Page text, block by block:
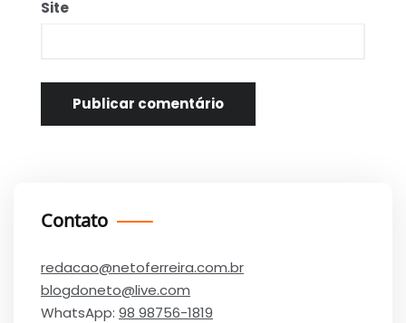
Site
Contato
redacao@netoferreira.com.br
blogdoneto@live.com
WhatsApp: 98 98756-1819